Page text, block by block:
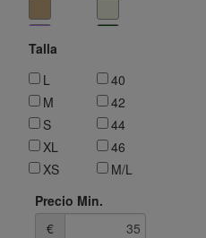
Talla
L
M
S
XL
XS
38
40
42
44
46
M/L
Precio Min.
€